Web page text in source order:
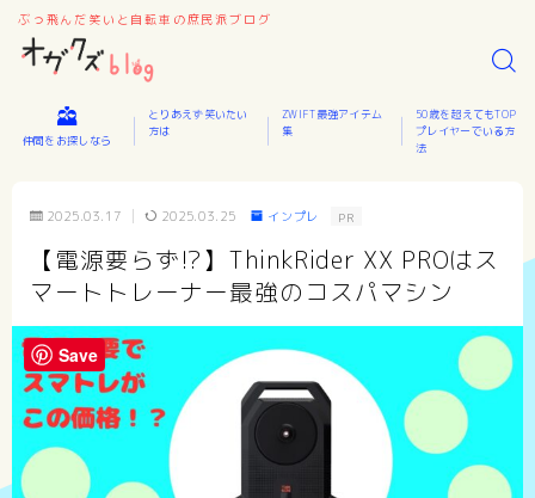
ぶっ飛んだ笑いと自転車の庶民派ブログ
仲間をお探しなら
とりあえず笑いたい
方は
ZWIFT最強アイテム
集
50歳を超えてもTOP
プレイヤーでいる方
法
2025.03.17 2025.03.25 インプレ PR
【電源要らず⁉】ThinkRider XX PROはス
マートトレーナー最強のコスパマシン
Save